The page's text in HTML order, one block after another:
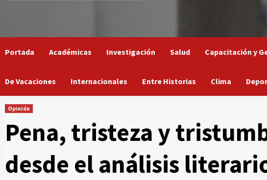
Portada Académicas Investigación Salud Capacitación y
De Vacaciones Internacionales Entre Historias Clima
Opinión
Pena, tristeza y
desde el análisis